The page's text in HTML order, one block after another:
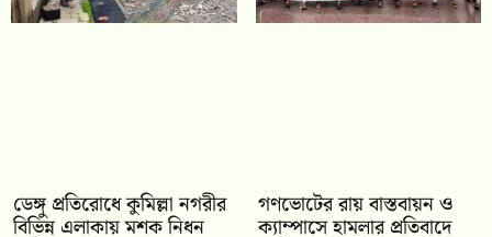
ডেঙ্গু প্রতিরোধে কুমিল্লা নগরীর
বিভিন্ন এলাকায় মশক নিধন
গণভোটের রায় বাস্তবায়ন ও
ক্যাম্পাসে হামলার প্রতিবাদে